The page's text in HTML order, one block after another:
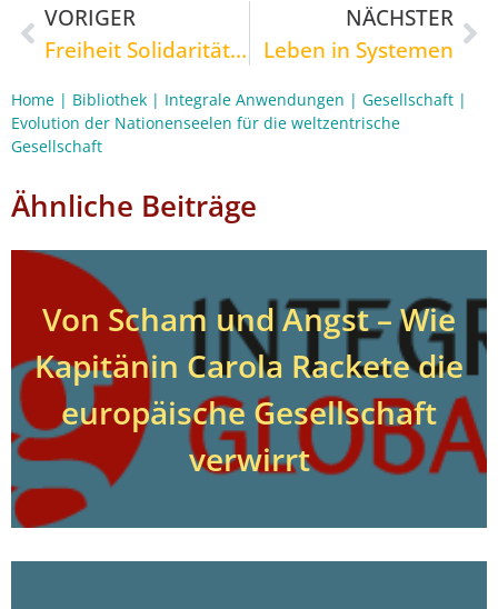
VORIGER
Freiheit Solidarität Nachhaltigkeit
NÄCHSTER
Leben in Systemen
Home | Bibliothek | Integrale Anwendungen | Gesellschaft |
Evolution der Nationenseelen für die weltzentrische
Gesellschaft
Ähnliche Beiträge
Von Scham und Angst – Wie
Kapitänin Carola Rackete die
europäische Gesellschaft
verwirrt